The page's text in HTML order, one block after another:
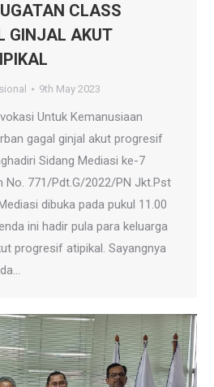
CLASS
GINJAL AKUT
9th May 2023
Untuk Kemanusiaan
gagal ginjal akut progresif
Sidang Mediasi ke-7
No. 771/Pdt.G/2022/PN Jkt.Pst
dibuka pada pukul 11.00
ini hadir pula para keluarga
progresif atipikal. Sayangnya